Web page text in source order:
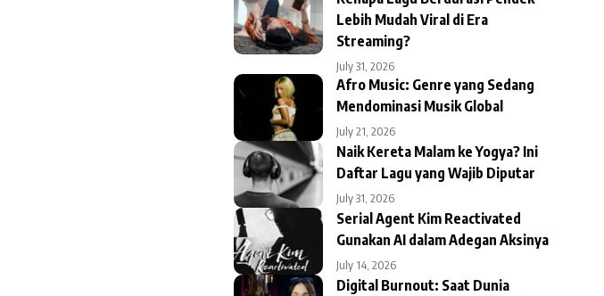
Lebih Mudah Viral di Era
Streaming?
July 31, 2026
Afro Music: Genre yang Sedang
Mendominasi Musik Global
July 21, 2026
Naik Kereta Malam ke Yogya? Ini
Daftar Lagu yang Wajib Diputar
July 31, 2026
Serial Agent Kim Reactivated
Gunakan AI dalam Adegan Aksinya
July 14, 2026
Digital Burnout: Saat Dunia